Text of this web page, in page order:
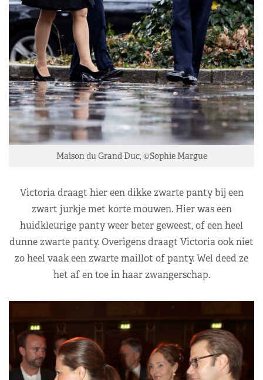
Maison du Grand Duc, ©Sophie Margue
Victoria draagt hier een dikke zwarte panty bij een
zwart jurkje met korte mouwen. Hier was een
huidkleurige panty weer beter geweest, of een heel
dunne zwarte panty. Overigens draagt Victoria ook niet
zo heel vaak een zwarte maillot of panty. Wel deed ze
het af en toe in haar zwangerschap.